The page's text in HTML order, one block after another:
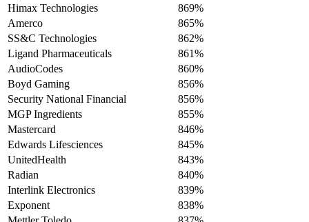
Himax Technologies
869%
Amerco
865%
SS&C Technologies
862%
Ligand Pharmaceuticals
861%
AudioCodes
860%
Boyd Gaming
856%
Security National Financial
856%
MGP Ingredients
855%
Mastercard
846%
Edwards Lifesciences
845%
UnitedHealth
843%
Radian
840%
Interlink Electronics
839%
Exponent
838%